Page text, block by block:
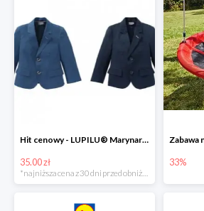
Hit cenowy - LUPILU® Marynarka chłopięca
35.00 zł 33%